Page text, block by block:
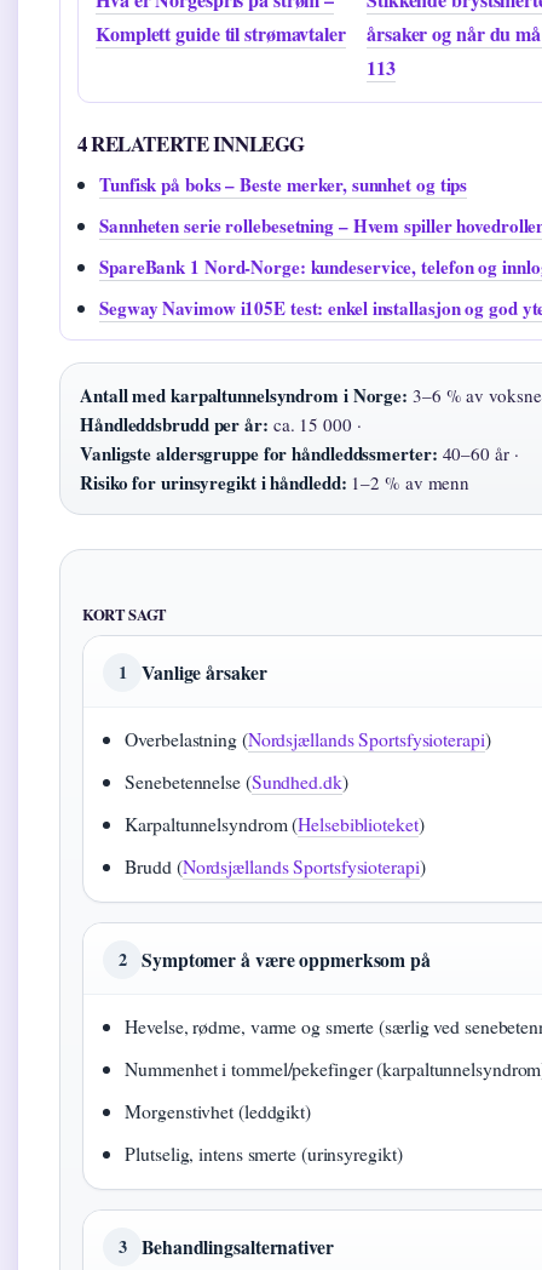
Komplett guide til strømavtaler
årsaker og når du
113
4 RELATERTE INNLEGG
Tunfisk på boks – Beste merker, sunnhet og tips
Sannheten serie rollebesetning – Hvem spiller
SpareBank 1 Nord-Norge: kundeservice, telefon og
Segway Navimow i105E test: enkel installasjon og god
Antall med karpaltunnelsyndrom i Norge: 3–6 % av voksne
Håndleddsbrudd per år: ca. 15 000 ·
Vanligste aldersgruppe for håndleddssmerter: 40–60 år ·
Risiko for urinsyregikt i håndledd: 1–2 % av menn
KORT SAGT
1 Vanlige årsaker
Overbelastning (Nordsjællands Sportsfysioterapi)
Senebetennelse (Sundhed.dk)
Karpaltunnelsyndrom (Helsebiblioteket)
Brudd (Nordsjællands Sportsfysioterapi)
2 Symptomer å være oppmerksom på
Hevelse, rødme, varme og smerte (særlig ved
Nummenhet i tommel/pekefinger
Morgenstivhet (leddgikt)
Plutselig, intens smerte (urinsyregikt)
3 Behandlingsalternativer